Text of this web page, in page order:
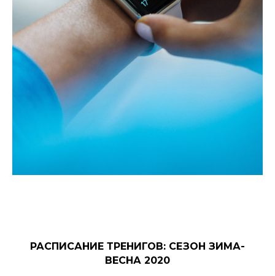
РАСПИСАНИЕ ТРЕНИГОВ: СЕЗОН ЗИМА-
ВЕСНА 2020